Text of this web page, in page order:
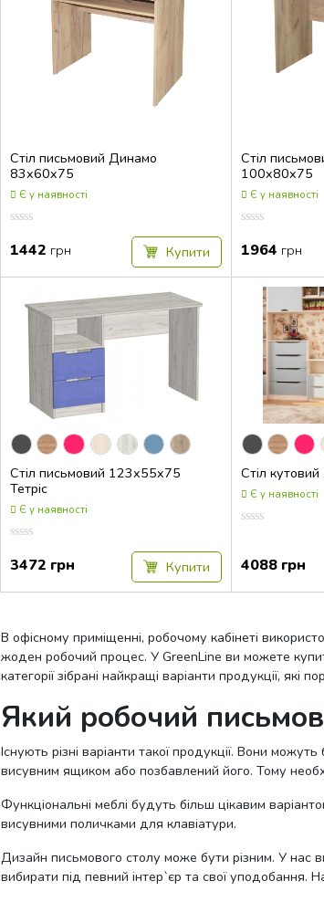
Cтіл письмовий Динамо
83x60x75
Є у наявності
0.00
з
1442 грн Купити
Cтіл
100x80x75
Є у наявності
0.00
з
1964 грн
Стіл письмовий 123x55x75
Тетріс
Є у наявності
0.00
з
3472 грн Купити
Стіл
Є у наявності
з
5
4088 грн
В офісному приміщенні, робочому кабінеті
жоден робочий процес. У GreenLine ви можете
категорії зібрані найкращі варіанти продукції,
Який робочий
Існують різні варіанти такої продукції. Вони
висувним ящиком або позбавлений його. Тому
Функціональні меблі будуть більш цікавим
висувними поличками для клавіатури.
Дизайн письмового столу може бути різним. У нас
вибирати під певний інтер`єр та свої уподобання.